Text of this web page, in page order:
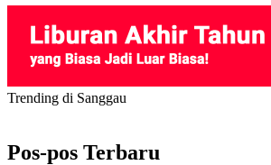
Trending di Sanggau
Pos-pos Terbaru